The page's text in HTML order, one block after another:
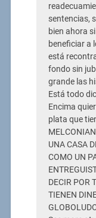
sentencias,
bien ahora
beneficiar a
está
fondo sin
grande las
Está todo
Encima
plata que
UNA CASA
COMO UN
DECIR POR
TIENEN